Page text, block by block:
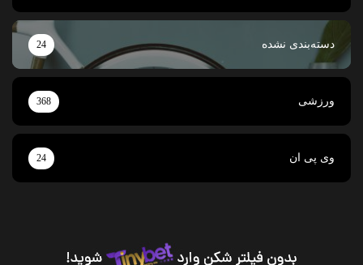
دسته‌بندی نشده 24
ورزشی 368
وی پی ان 24